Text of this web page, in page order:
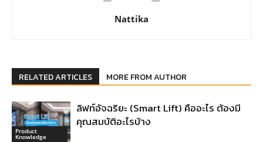
Nattika
RELATED ARTICLES MORE FROM AUTHOR
Product
Knowledge
ลิฟท์อัจฉริยะ (Smart Lift) คืออะไร ต้องมี
คุณสมบัติอะไรบ้าง